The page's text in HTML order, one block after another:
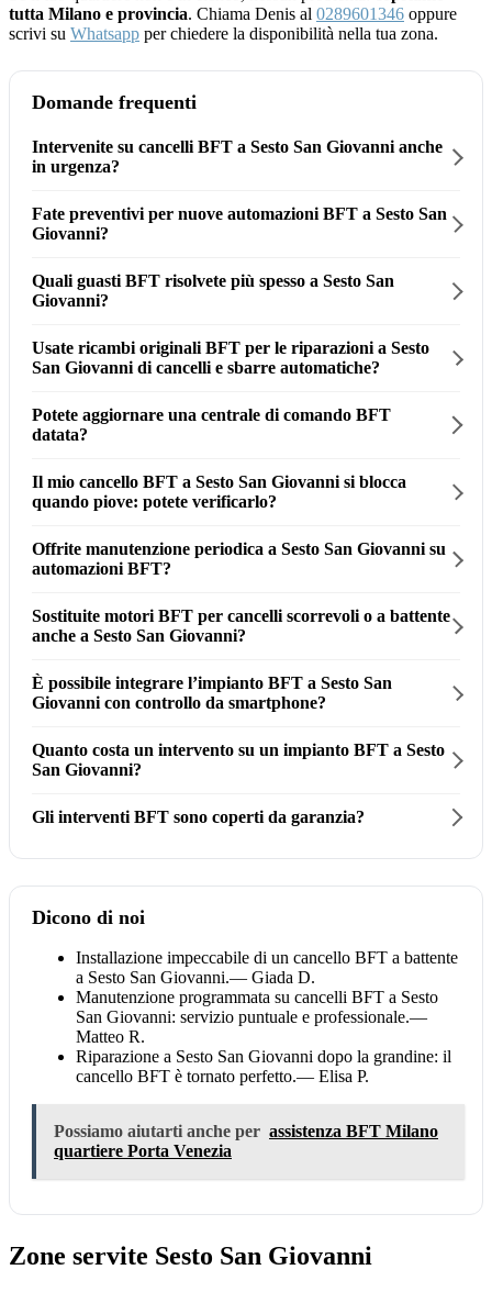
tutta Milano e provincia. Chiama Denis al 0289601346 oppure
scrivi su Whatsapp per chiedere la disponibilità nella tua zona.
Domande frequenti
Intervenite su cancelli BFT a Sesto San Giovanni anche
in urgenza?
Fate preventivi per nuove automazioni BFT a Sesto San
Giovanni?
Quali guasti BFT risolvete più spesso a Sesto San
Giovanni?
Usate ricambi originali BFT per le riparazioni a Sesto
San Giovanni di cancelli e sbarre automatiche?
Potete aggiornare una centrale di comando BFT
datata?
Il mio cancello BFT a Sesto San Giovanni si blocca
quando piove: potete verificarlo?
Offrite manutenzione periodica a Sesto San Giovanni su
automazioni BFT?
Sostituite motori BFT per cancelli scorrevoli o a battente
anche a Sesto San Giovanni?
È possibile integrare l’impianto BFT a Sesto San
Giovanni con controllo da smartphone?
Quanto costa un intervento su un impianto BFT a Sesto
San Giovanni?
Gli interventi BFT sono coperti da garanzia?
Dicono di noi
Installazione impeccabile di un cancello BFT a battente
a Sesto San Giovanni.— Giada D.
Manutenzione programmata su cancelli BFT a Sesto
San Giovanni: servizio puntuale e professionale.—
Matteo R.
Riparazione a Sesto San Giovanni dopo la grandine: il
cancello BFT è tornato perfetto.— Elisa P.
Possiamo aiutarti anche per assistenza BFT Milano
quartiere Porta Venezia
Zone servite Sesto San Giovanni